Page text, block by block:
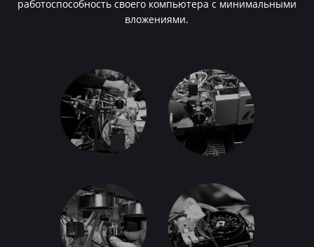
работоспособность своего компьютера с минимальными
вложениями.